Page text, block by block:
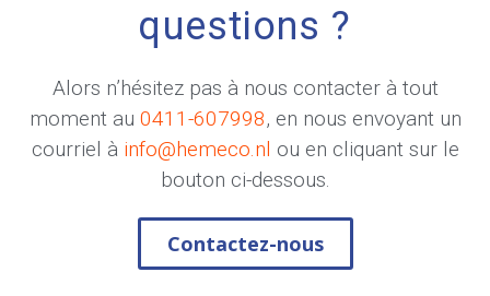
questions ?
Alors n’hésitez pas à nous contacter à tout
moment au 0411-607998, en nous envoyant un
courriel à info@hemeco.nl ou en cliquant sur le
bouton ci-dessous.
Contactez-nous